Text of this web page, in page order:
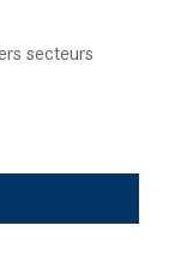
secteurs